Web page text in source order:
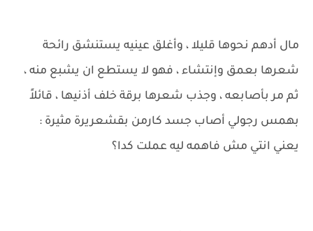
مال أدهم نحوها قليلا ، وأغلق عينيه يستنشق رائحة
شعرها بعمق وإنتشاء ، فهو لا يستطع ان يشبع منه ،
ثم مر بأصابعه ، وجذب شعرها برقة خلف أذنيها ، قائلاً
بهمس رجولي أصاب جسد كارمن بقشعريرة مثيرة :
يعني انتي مش فاهمه ليه عملت كدا؟